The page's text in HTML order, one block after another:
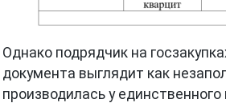
Однако подрядчик на
документа выглядит как
производилась у